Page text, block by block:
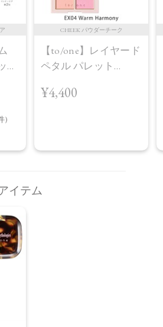
ト
CHEEK パウダーチーク
【to/one】レイヤード
ペタル パレット
AW Collection＞EX04
¥4,400
イテム